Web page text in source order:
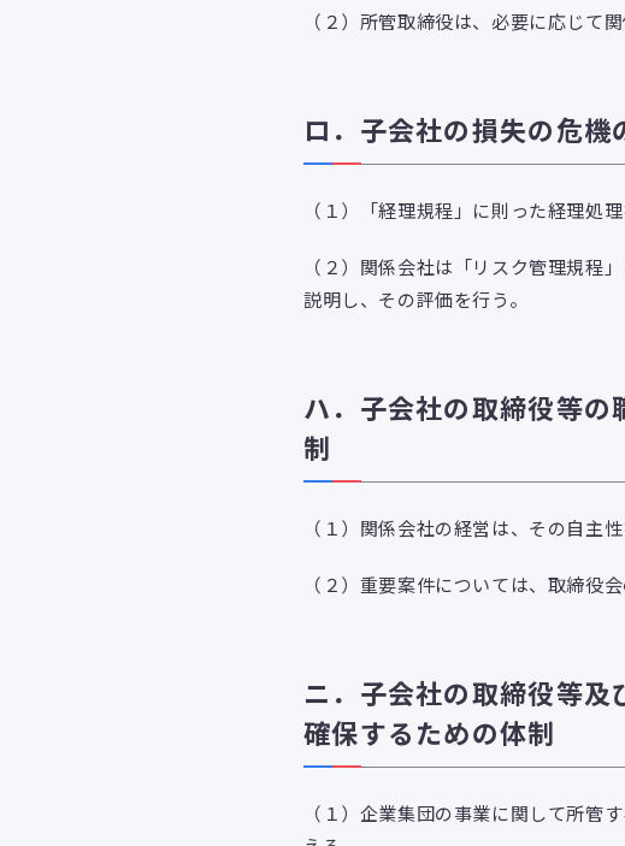
（２）所管取締役は、必要に応じて
ロ．子会社の損失の危
（１）「経理規程」に則った経理処
（２）関係会社は「リスク管理規程
説明し、その評価を行う。
ハ．子会社の取締役等
制
（１）関係会社の経営は、その自主
（２）重要案件については、取締役
ニ．子会社の取締役等
確保するための体制
（１）企業集団の事業に関して所管